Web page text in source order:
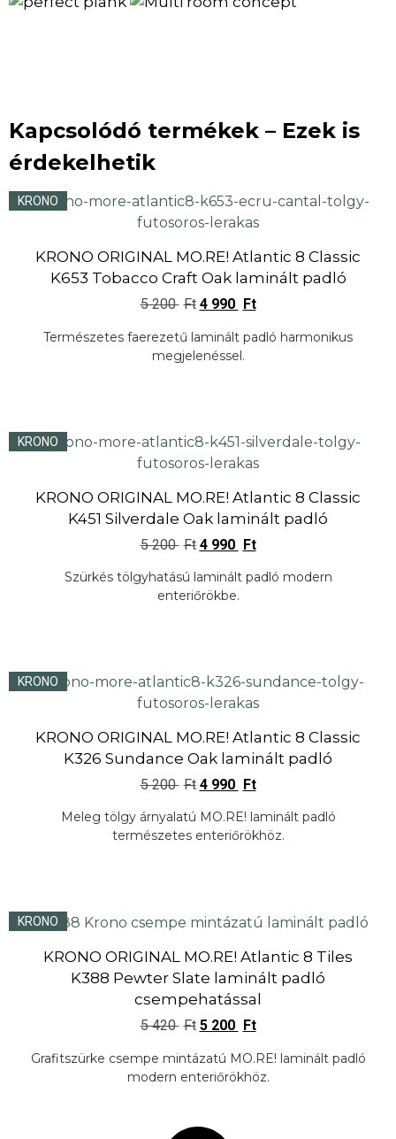
Kapcsolódó termékek – Ezek is
érdekelhetik
KRONO
KRONO ORIGINAL MO.RE! Atlantic 8 Classic
K653 Tobacco Craft Oak laminált padló
5 200 Ft 4 990 Ft
Természetes faerezetű laminált padló harmonikus
megjelenéssel.
KRONO
KRONO ORIGINAL MO.RE! Atlantic 8 Classic
K451 Silverdale Oak laminált padló
5 200 Ft 4 990 Ft
Szürkés tölgyhatású laminált padló modern
enteriőrökbe.
KRONO
KRONO ORIGINAL MO.RE! Atlantic 8 Classic
K326 Sundance Oak laminált padló
5 200 Ft 4 990 Ft
Meleg tölgy árnyalatú MO.RE! laminált padló
természetes enteriőrökhöz.
KRONO
KRONO ORIGINAL MO.RE! Atlantic 8 Tiles
K388 Pewter Slate laminált padló
csempehatással
5 420 Ft 5 200 Ft
Grafitszürke csempe mintázatú MO.RE! laminált padló
modern enteriőrökhöz.